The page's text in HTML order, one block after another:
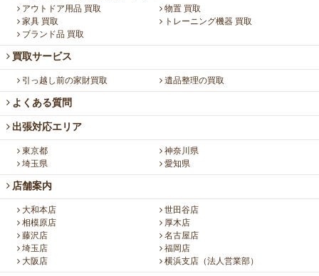
アウトドア用品 買取
物置 買取
家具 買取
トレーニング機器 買取
ブランド品 買取
買取サービス
引っ越し前の家財買取 遺品整理の買取
よくある質問
出張対応エリア
東京都
神奈川県
埼玉県
愛知県
店舗案内
大和本店
世田谷店
相模原店
厚木店
藤沢店
名古屋店
埼玉店
福岡店
大阪店
横浜支店（法人営業部）